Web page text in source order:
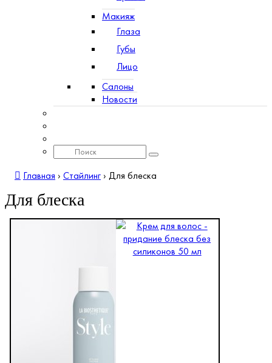
Макияж
Глаза
Губы
Лицо
Салоны
Новости
Главная › Стайлинг › Для блеска
Для блеска